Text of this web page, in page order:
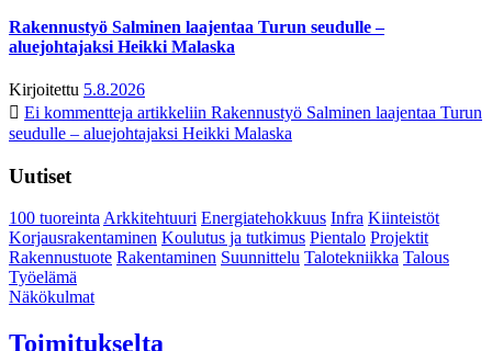
Rakennustyö Salminen laajentaa Turun seudulle –
aluejohtajaksi Heikki Malaska
Kirjoitettu 5.8.2026
Ei kommentteja artikkeliin Rakennustyö Salminen laajentaa Turun
seudulle – aluejohtajaksi Heikki Malaska
Uutiset
100 tuoreintaArkkitehtuuri Energiatehokkuus Infra Kiinteistöt
Korjausrakentaminen Koulutus ja tutkimus Pientalo Projektit
Rakennustuote Rakentaminen Suunnittelu Talotekniikka Talous
Työelämä
Näkökulmat
Toimitukselta